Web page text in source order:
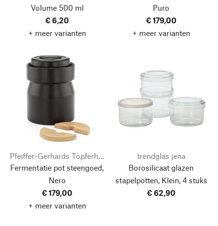
Volume 500 ml
€ 6,20
+ meer varianten
Puro
€ 179,00
+ meer varianten
Pfeiffer-Gerhards Töpferhof
Fermentatie pot steengoed,
Nero
€ 179,00
+ meer varianten
trendglas jena
Borosilicaat glazen
stapelpotten, Klein, 4 stuks
€ 62,90